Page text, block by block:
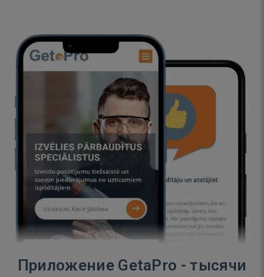
Приложение GetaPro - тысячи